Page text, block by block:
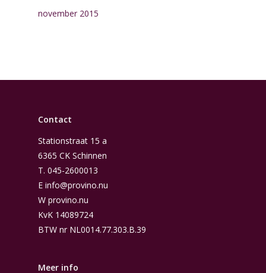
november 2015
Contact
Stationstraat 15 a
6365 CK Schinnen
T. 045-2600013
E info@provino.nu
W provino.nu
KvK 14089724
BTW nr NL0014.77.303.B.39
Meer info